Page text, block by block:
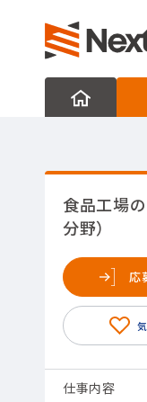
機械・電気・ITエンジ
食品工場
分野）
応
仕事内容